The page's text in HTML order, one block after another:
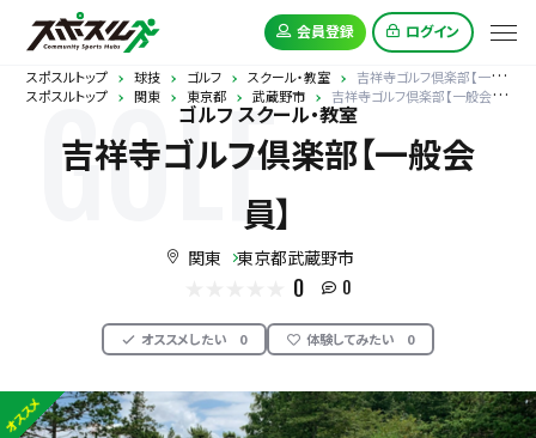
会員登録 ログイン
スポスルトップ 球技 ゴルフ スクール・教室
吉祥寺ゴルフ倶楽部【一般会員】
スポスルトップ
関東 東京都 武蔵野市 吉祥寺ゴルフ倶楽部【一般会員】
GOLF
ゴルフ スクール・教室
吉祥寺ゴルフ倶楽部【一般会
員】
関東 東京都武蔵野市
0 0
オススメしたい 0 体験してみたい 0
オススメ